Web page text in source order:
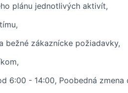
plánu jednotlivých aktivít,
bežné zákaznícke požiadavky,
6:00 - 14:00, Poobedná